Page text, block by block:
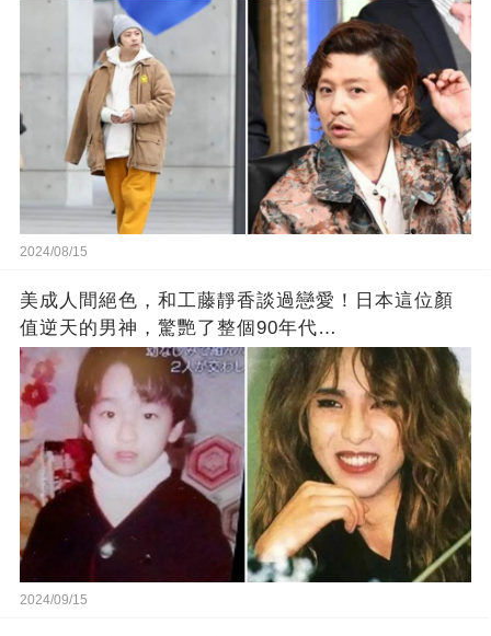
2024/08/15
美成人間絕色，和工藤靜香談過戀愛！日本這位顏
值逆天的男神，驚艷了整個90年代…
2024/09/15